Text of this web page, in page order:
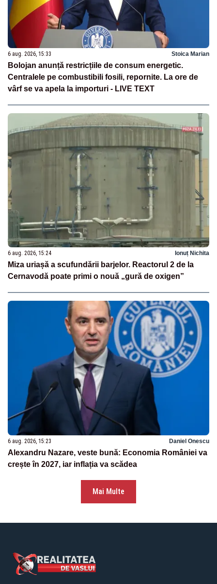
6 aug. 2026, 15:33 Stoica Marian
Bolojan anunță restricțiile de consum energetic.
Centralele pe combustibili fosili, repornite. La ore de
vârf se va apela la importuri - LIVE TEXT
6 aug. 2026, 15:24 Ionuț Nichita
Miza uriașă a scufundării barjelor. Reactorul 2 de la
Cernavodă poate primi o nouă „gură de oxigen”
6 aug. 2026, 15:23 Daniel Onescu
Alexandru Nazare, veste bună: Economia României va
crește în 2027, iar inflația va scădea
Mai Multe